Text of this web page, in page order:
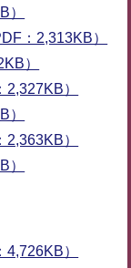
）
：2,313KB）
）
）
）
）
）
）